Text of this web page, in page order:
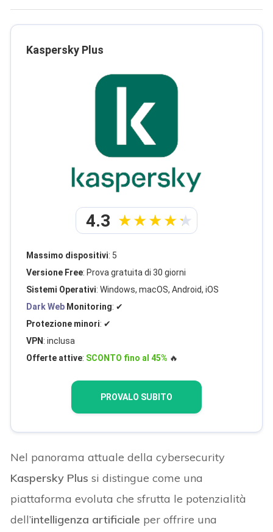
Kaspersky Plus
4.3
Massimo dispositivi: 5
Versione Free: Prova gratuita di 30 giorni
Sistemi Operativi: Windows, macOS, Android, iOS
Dark Web Monitoring: ✔
Protezione minori: ✔
VPN : inclusa
Offerte attive: SCONTO fino al 45% 🔥
PROVALO SUBITO
Nel panorama attuale della cybersecurity
Kaspersky Plus si distingue come una
piattaforma evoluta che sfrutta le potenzialità
dell’intelligenza artificiale per offrire una